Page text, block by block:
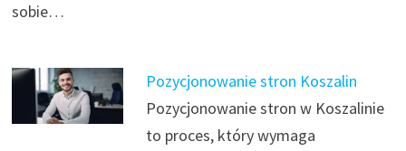
sobie…
Pozycjonowanie stron Koszalin
Pozycjonowanie stron w Koszalinie
to proces, który wymaga